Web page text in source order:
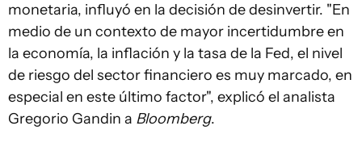
monetaria, influyó en la decisión de desinvertir. "En
medio de un contexto de mayor incertidumbre en
la economía, la inflación y la tasa de la Fed, el nivel
de riesgo del sector financiero es muy marcado, en
especial en este último factor", explicó el analista
Gregorio Gandin a Bloomberg.